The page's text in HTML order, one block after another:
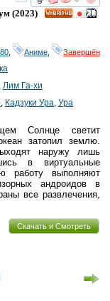
смотреть
(2023)
Аниме Завершён
, Лим Га-хи
, Кадзуки Ура, Ура
Солнце светит
затопил землю.
наружу лишь
в виртуальные
работу выполняют
андроидов в
все развлечения,
Скачать и Смотреть